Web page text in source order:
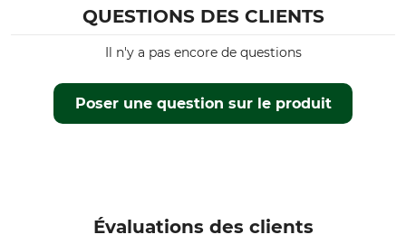
QUESTIONS DES CLIENTS
Poser une question sur le produit
Il n'y a pas encore de questions
Évaluations des clients